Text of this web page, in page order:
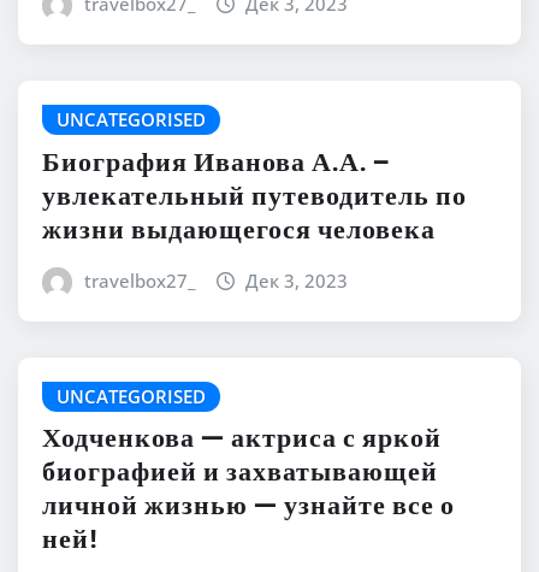
UNCATEGORISED
Биография Иванова А.А. –
увлекательный путеводитель по
жизни выдающегося человека
travelbox27_ Дек 3, 2023
UNCATEGORISED
Ходченкова — актриса с яркой
биографией и захватывающей
личной жизнью — узнайте все о
ней!